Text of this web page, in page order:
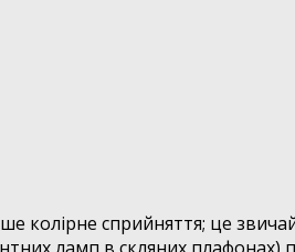
колірне сприйняття; це